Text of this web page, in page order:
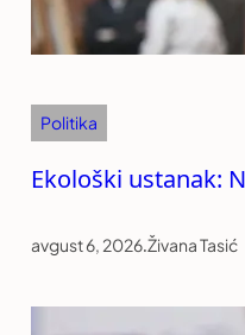
Politika
Ekološki ustanak:
avgust 6, 2026.Živana Tasić